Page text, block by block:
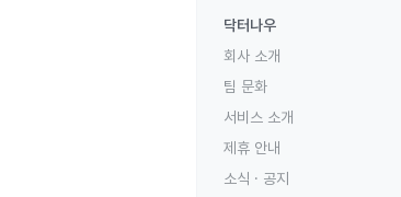
닥터나우
회사 소개
팀 문화
서비스 소개
제휴 안내
소식 · 공지